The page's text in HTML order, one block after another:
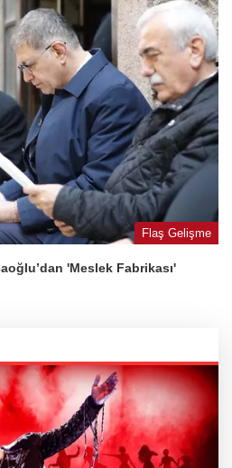
Flaş Gelişme
'Meslek Fabrikası'